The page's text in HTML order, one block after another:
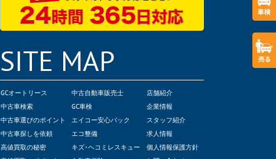
SITE MAP
GCオートリース
中古車検索
中古車選びのポイント
中古車探しを依頼
高値買取の秘密
中古自動車販売士
GC車検
エイコー安心パック
エコ整備
キズ･ヘコミレスキュー
店舗紹介
企業情報
スタッフ紹介
求人情報
個人情報保護方針